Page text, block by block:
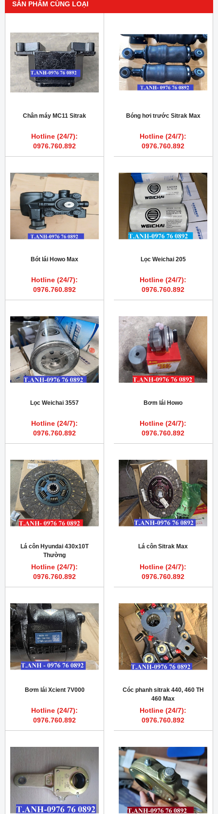
SẢN PHẨM CÙNG LOẠI
Chân máy MC11 Sitrak
Hotline (24/7):
0976.760.892
Bóng hơi trước Sitrak Max
Hotline (24/7):
0976.760.892
Bót lái Howo Max
Hotline (24/7):
0976.760.892
Lọc Weichai 205
Hotline (24/7):
0976.760.892
Lọc Weichai 3557
Hotline (24/7):
0976.760.892
Bơm lái Howo
Hotline (24/7):
0976.760.892
Lá côn Hyundai 430x10T
Thường
Hotline (24/7):
0976.760.892
Lá côn Sitrak Max
Hotline (24/7):
0976.760.892
Bơm lái Xcient 7V000
Hotline (24/7):
0976.760.892
Cóc phanh sitrak 440, 460 TH
460 Max
Hotline (24/7):
0976.760.892